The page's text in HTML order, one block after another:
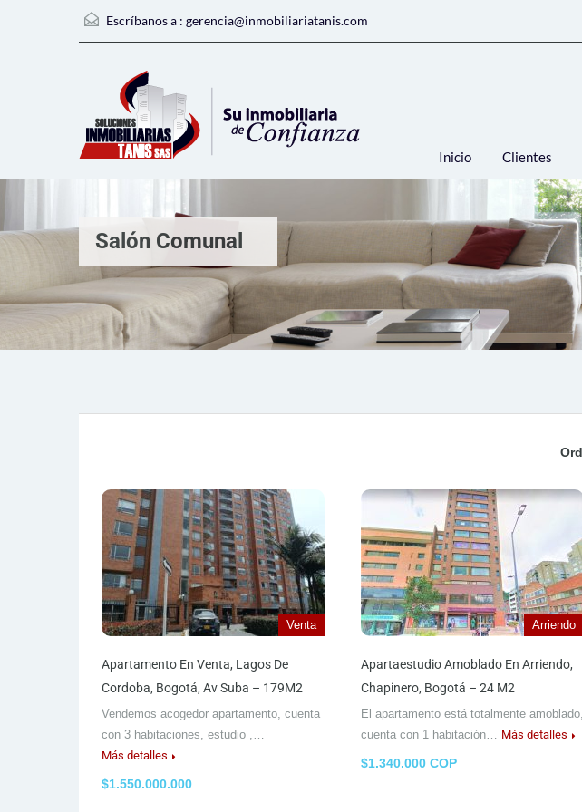
Escríbanos a : gerencia@inmobiliariatanis.com
Inicio Clientes
Salón Comunal
Venta
Apartamento En Venta, Lagos De
Cordoba, Bogotá, Av Suba – 179M2
Vendemos acogedor apartamento, cuenta
con 3 habitaciones, estudio ,…
Más detalles
$1.550.000.000
Arriendo
Apartaestudio Amoblado En Arriendo,
Chapinero, Bogotá – 24 M2
El apartamento está totalmente amoblado,
cuenta con 1 habitación… Más detalles
$1.340.000 COP